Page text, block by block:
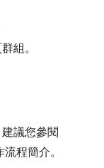
組。
議您參閱
程簡介。